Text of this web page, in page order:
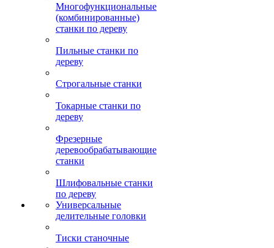
Многофункциональные
(комбинированные)
станки по дереву
Пильные станки по
дереву
Строгальные станки
Токарные станки по
дереву
Фрезерные
деревообрабатывающие
станки
Шлифовальные станки
по дереву
Универсальные
делительные головки
Тиски станочные